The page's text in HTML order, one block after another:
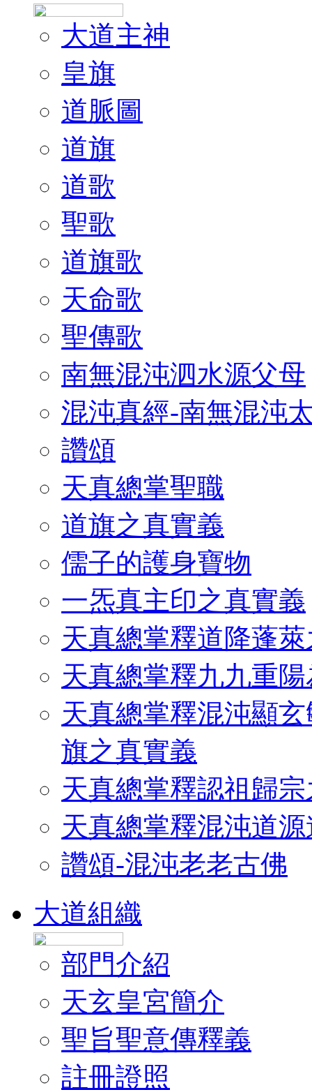
大道主神
皇旗
道脈圖
道旗
道歌
聖歌
道旗歌
天命歌
聖傳歌
南無混沌泗水源父母
混沌真經-南無混沌
讚頌
天真總掌聖職
道旗之真實義
儒子的護身寶物
一炁真主印之真實義
天真總掌釋道降蓬
天真總掌釋九九重
天真總掌釋混沌顯
旗之真實義
天真總掌釋認祖歸
天真總掌釋混沌道
讚頌-混沌老老古佛
大道組織
部門介紹
天玄皇宮簡介
聖旨聖意傳釋義
註冊證照